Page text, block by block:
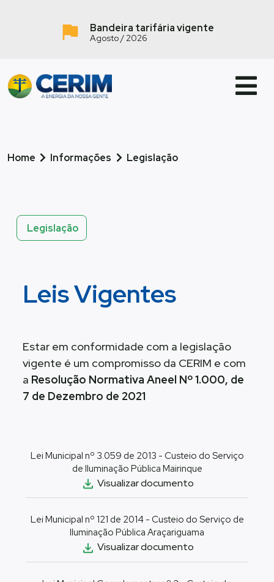
Bandeira tarifária vigente
Agosto / 2026
Home Informações Legislação
Legislação
Leis Vigentes
Estar em conformidade com a legislação
vigente é um compromisso da CERIM e com
a Resolução Normativa Aneel Nº 1.000, de
7 de Dezembro de 2021
Lei Municipal nº 3.059 de 2013 - Custeio do Serviço
de Iluminação Pública Mairinque
Visualizar documento
Lei Municipal nº 121 de 2014 - Custeio do Serviço de
Iluminação Pública Araçariguama
Visualizar documento